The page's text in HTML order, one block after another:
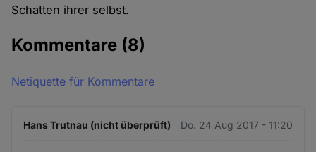
Schatten ihrer selbst.
Kommentare (8)
Netiquette für Kommentare
Hans Trutnau (nicht überprüft) Do. 24 Aug 2017 - 11:20